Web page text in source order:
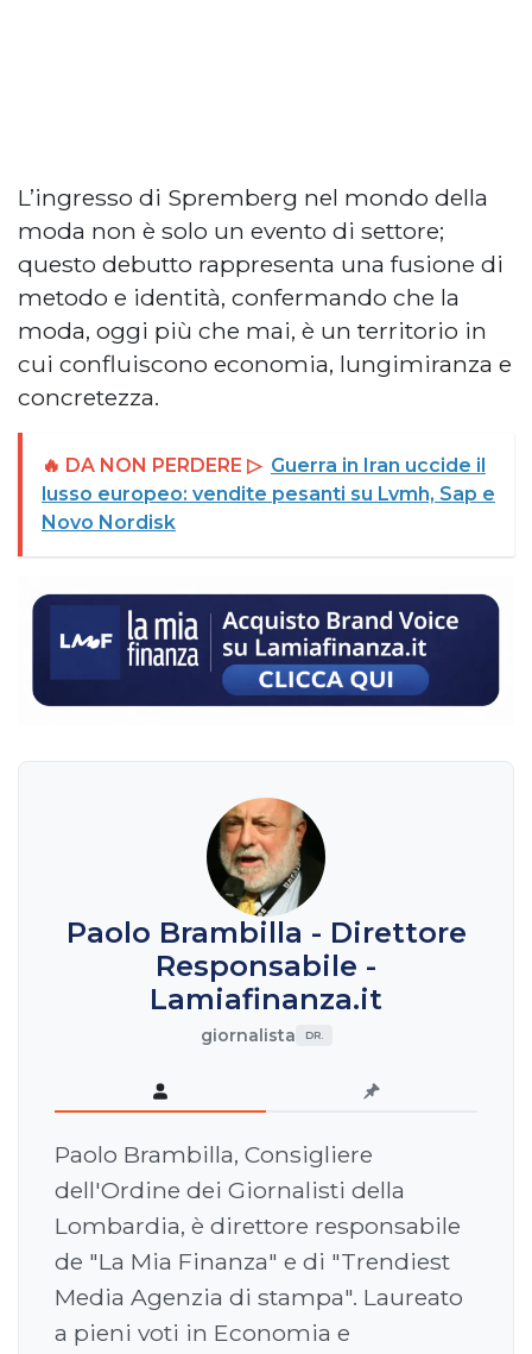
L’ingresso di Spremberg nel mondo della
moda non è solo un evento di settore;
questo debutto rappresenta una fusione di
metodo e identità, confermando che la
moda, oggi più che mai, è un territorio in
cui confluiscono economia, lungimiranza e
concretezza.
🔥 DA NON PERDERE ▷ Guerra in Iran uccide il
lusso europeo: vendite pesanti su Lvmh, Sap e
Novo Nordisk
Paolo Brambilla - Direttore
Responsabile -
Lamiafinanza.it
giornalista DR.
Paolo Brambilla, Consigliere
dell'Ordine dei Giornalisti della
Lombardia, è direttore responsabile
de "La Mia Finanza" e di "Trendiest
Media Agenzia di stampa". Laureato
a pieni voti in Economia e